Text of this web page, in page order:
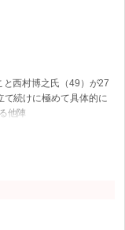
と西村博之氏（49）が27
て続けに極めて具体的に
他陣